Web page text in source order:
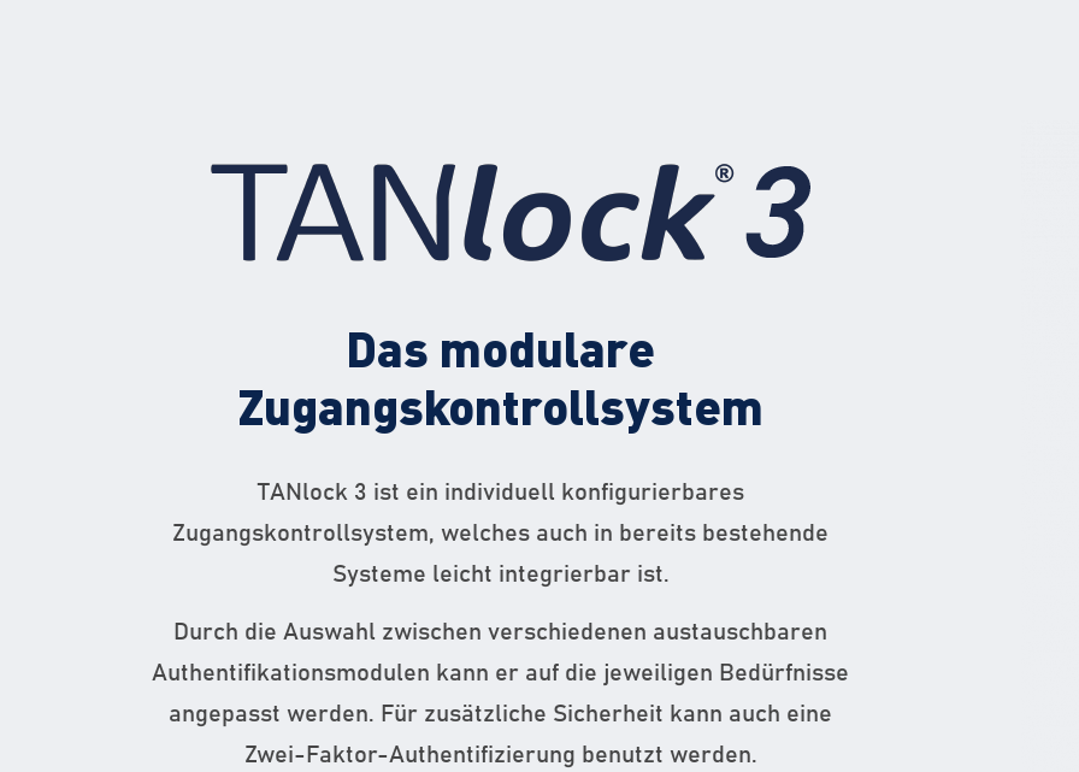
Das modulare
Zugangskontrollsystem
TANlock 3 ist ein individuell konfigurierbares
Zugangskontrollsystem, welches auch in bereits bestehende
Systeme leicht integrierbar ist.
Durch die Auswahl zwischen verschiedenen austauschbaren
Authentifikationsmodulen kann er auf die jeweiligen Bedürfnisse
angepasst werden. Für zusätzliche Sicherheit kann auch eine
Zwei-Faktor-Authentifizierung benutzt werden.